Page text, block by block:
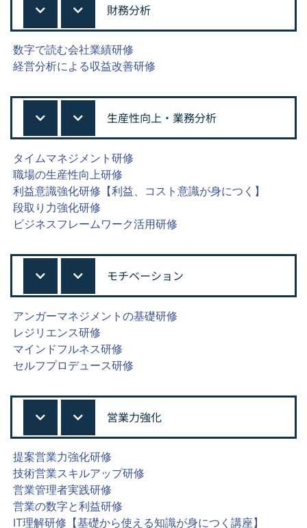
財務分析
数字で読む会社業績研修
経営分析による収益改善研修
生産性向上・業務分析
タイムマネジメント研修
職場の生産性向上研修
利益意識強化研修【利益、コスト意識が身につく】
段取り力強化研修
ビジネスフレームワーク活用研修
モチベーション
アンガーマネジメントの基礎研修
レジリエンス研修
マインドフルネス研修
セルフプロデュース研修
営業力強化
提案営業力強化研修
技術営業スキルアップ研修
営業管理者実践研修
営業の数字と利益研修
IT理解研修【基礎から使える知識が身につく講座】